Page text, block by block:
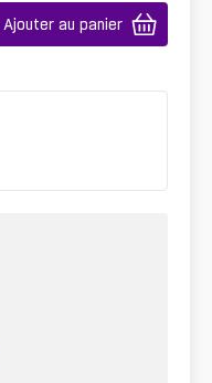
Ajouter au panier